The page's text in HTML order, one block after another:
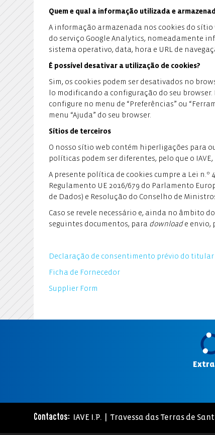
Quem e qual a informação utilizada e
A informação armazenada nos cookies do sítio
do serviço Google Analytics, nomeadamente
sistema operativo, data, hora e URL de
É possível desativar a utilização de cookies?
Sim, os cookies podem ser desativados no
lo modificando a configuração do seu
configure no menu de “Preferências” ou
menu “Ajuda” do seu browser.
Sítios de terceiros
O nosso sítio web contém hiperligações para
políticas podem ser diferentes, pelo que o
A presente política de cookies cumpre a Lei n.º
Regulamento UE 2016/679 do Parlamento
de Dados) e Resolução do Conselho de
Caso se revele necessário e, ainda no âmbito
seguintes documentos, para download e envio,
Declaração de consentimento prévio do titular
Ficha de Fornecedor
Supplier Form
Contactos: IAVE I.P. | Travessa das Terras de